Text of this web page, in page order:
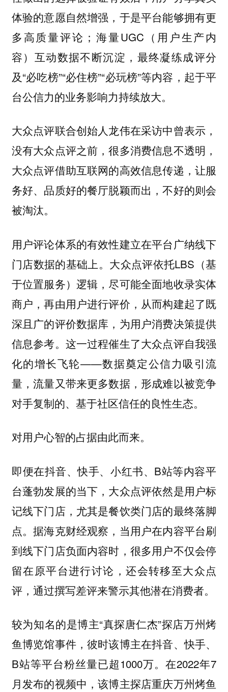
体验的意愿自然增强，于是平台能够拥有更
多高质量评论；海量UGC（用户生产内
容）互动数据不断沉淀，最终凝练成评分
及“必吃榜”“必住榜”“必玩榜”等内容，起于平
台公信力的业务影响力持续放大。
大众点评联合创始人龙伟在采访中曾表示，
没有大众点评之前，很多消费信息不透明，
大众点评借助互联网的高效信息传递，让服
务好、品质好的餐厅脱颖而出，不好的则会
被淘汰。
用户评论体系的有效性建立在平台广纳线下
门店数据的基础上。大众点评依托LBS（基
于位置服务）逻辑，尽可能全面地收录实体
商户，再由用户进行评价，从而构建起了既
深且广的评价数据库，为用户消费决策提供
信息参考。这一过程催生了大众点评自我强
化的增长飞轮——数据奠定公信力吸引流
量，流量又带来更多数据，形成难以被竞争
对手复制的、基于社区信任的良性生态。
对用户心智的占据由此而来。
即便在抖音、快手、小红书、B站等内容平
台蓬勃发展的当下，大众点评依然是用户标
记线下门店，尤其是餐饮类门店的最终落脚
点。据海克财经观察，当用户在内容平台刷
到线下门店负面内容时，很多用户不仅会停
留在原平台进行讨论，还会转移至大众点
评，通过撰写差评来警示其他潜在消费者。
较为知名的是博主“真探唐仁杰”探店万州烤
鱼博览馆事件，彼时该博主在抖音、快手、
B站等平台粉丝量已超1000万。在2022年7
月发布的视频中，该博主探店重庆万州烤鱼